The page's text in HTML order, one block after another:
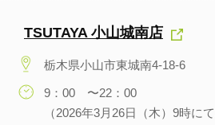
TSUTAYA 小山城南店
栃木県小山市東城南4-18-6
9：00 〜22：00
（2026年3月26日（木）9時に